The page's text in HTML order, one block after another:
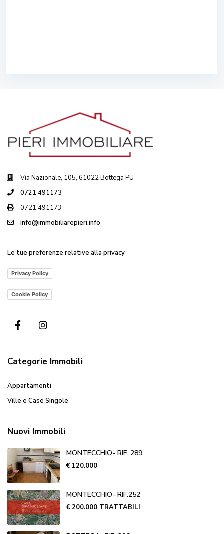
Via Nazionale, 105, 61022 Bottega PU
0721 491173
0721 491173
info@immobiliarepieri.info
Le tue preferenze relative alla privacy
Privacy Policy
Cookie Policy
Categorie Immobili
Appartamenti
Ville e Case Singole
Nuovi Immobili
MONTECCHIO- RIF. 289
€ 120.000
MONTECCHIO- RIF.252
€ 200.000 TRATTABILI